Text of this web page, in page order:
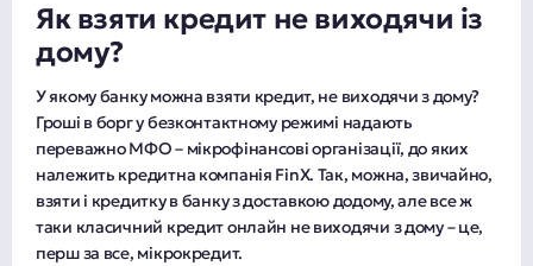
Як взяти кредит не виходячи із
дому?
У якому банку можна взяти кредит, не виходячи з дому?
Гроші в борг у безконтактному режимі надають
переважно МФО – мікрофінансові організації, до яких
належить кредитна компанія FinX. Так, можна, звичайно,
взяти і кредитку в банку з доставкою додому, але все ж
таки класичний кредит онлайн не виходячи з дому – це,
перш за все, мікрокредит.